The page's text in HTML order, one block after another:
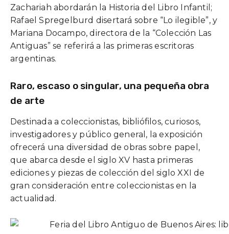
Zachariah abordarán la Historia del Libro Infantil;
Rafael Spregelburd disertará sobre “Lo ilegible”, y
Mariana Docampo, directora de la “Colección Las
Antiguas” se referirá a las primeras escritoras
argentinas.
Raro, escaso o singular, una pequeña obra
de arte
Destinada a coleccionistas, bibliófilos, curiosos,
investigadores y público general, la exposición
ofrecerá una diversidad de obras sobre papel,
que abarca desde el siglo XV hasta primeras
ediciones y piezas de colección del siglo XXI de
gran consideración entre coleccionistas en la
actualidad.